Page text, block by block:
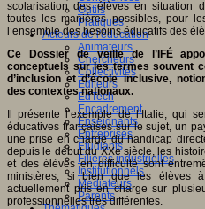
Outils
Pratiques
Acteurs de l'éducation
Animateurs
Chercheurs
Collectivités
Editeurs
EdTech
Encadrement
Enseignants
Entreprises
Etudiants
Filières industrielles
Institutionnels
Médiateurs
Parents
scolarisation des élèves en situation
toutes les manières possibles, pour
l’ensemble des besoins éducatifs des
Ce Dossier de veille de l’IFÉ
conceptuels sur les termes souvent
d’inclusion et d’école inclusive,
des contextes nationaux.
Il présente l’exemple de l’Italie, qui
éducatives françaises sur le sujet, un
une prise en charge du handicap
depuis le début du XXe siècle, les
et des élèves en difficulté sont
ministères, si bien que les élèves
actuellement pris en charge sur
professionnelles très différentes.